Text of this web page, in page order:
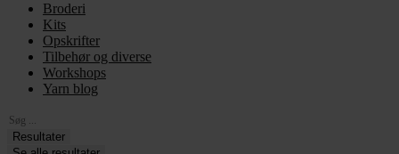
Broderi
Kits
Opskrifter
Tilbehør og diverse
Workshops
Yarn blog
Search
...Resultater